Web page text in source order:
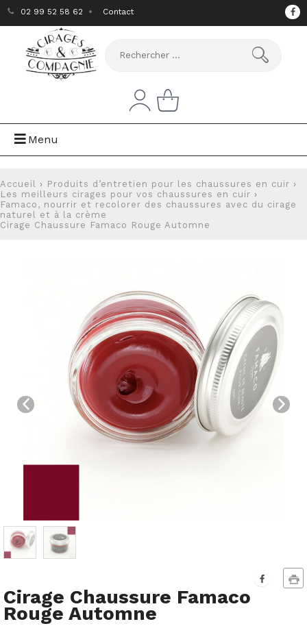
02 99 52 58 62 Contact
Menu
Accueil › Produits d’entretien pour les chaussures en cuir ›
Les meilleurs cirages pour vos chaussures en cuir ›
Famaco, nourrir et recolorer des chaussures avec du cirage
naturel et à la crème
Cirage Chaussure Famaco Rouge Automne
Cirage Chaussure Famaco
Rouge Automne